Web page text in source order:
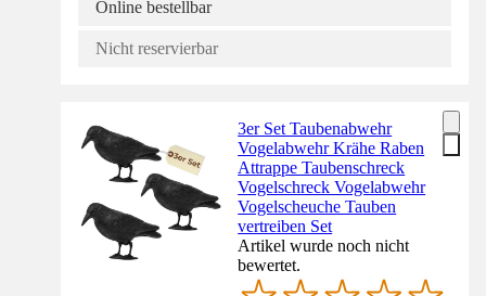
Online bestellbar
Nicht reservierbar
3er Set Taubenabwehr
Vogelabwehr Krähe Raben
Attrappe Taubenschreck
Vogelschreck Vogelabwehr
Vogelscheuche Tauben
vertreiben Set
Artikel wurde noch nicht
bewertet.